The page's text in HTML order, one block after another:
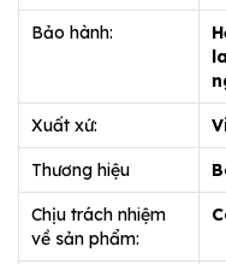
Bảo hành:
Xuất xứ:
Thương hiệu
Chịu trách nhiệm
về sản phẩm: